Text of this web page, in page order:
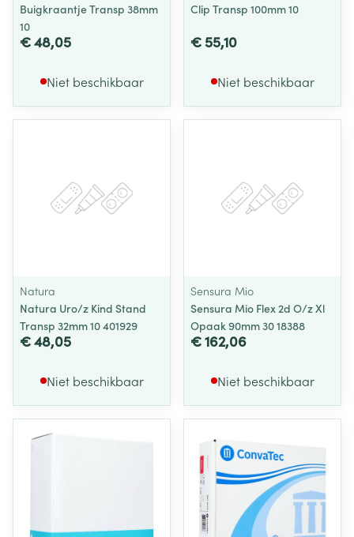
Buigkraantje Transp 38mm
10
€ 48,05
Niet beschikbaar
Clip Transp 100mm 10
€ 55,10
Niet beschikbaar
Natura
Natura Uro/z Kind Stand
Transp 32mm 10 401929
€ 48,05
Niet beschikbaar
Sensura Mio
Sensura Mio Flex 2d O/z Xl
Opaak 90mm 30 18388
€ 162,06
Niet beschikbaar